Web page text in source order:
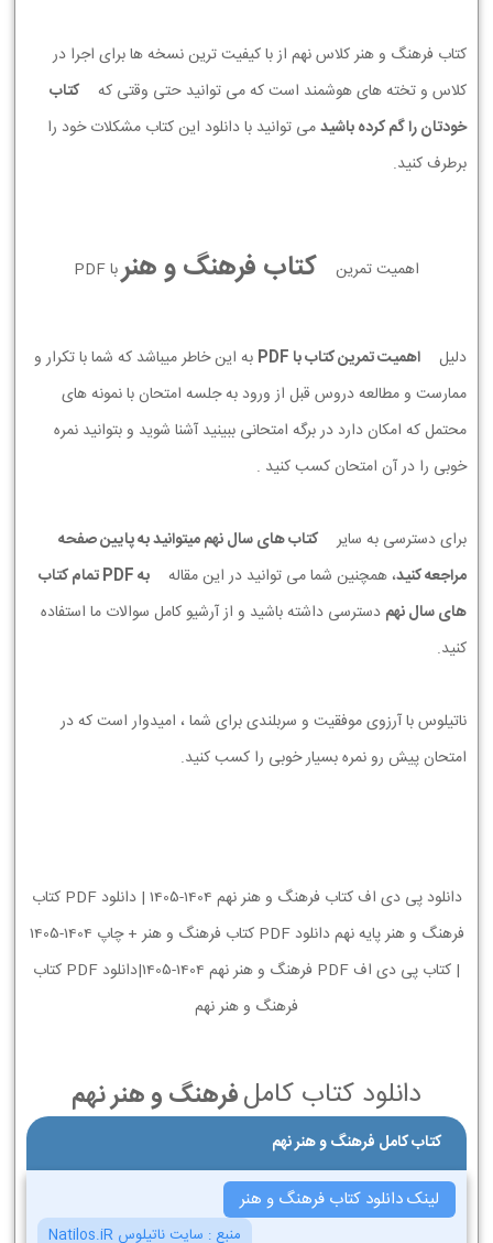
کتاب فرهنگ و هنر کلاس نهم از با کیفیت ترین نسخه ها برای اجرا در
کلاس و تخته های هوشمند است که می توانید حتی وقتی که
کتاب
خودتان را گم کرده باشیدمی توانید با دانلود این کتاب مشکلات خود را
برطرف کنید.
اهمیت تمرین کتاب فرهنگ و هنربا PDF
دلیل اهمیت تمرین کتاب با PDF
به این خاطر میباشد که شما با تکرار و
ممارست و مطالعه دروس قبل از ورود به جلسه امتحان با نمونه های
محتمل که امکان دارد در برگه امتحانی ببینید آشنا شوید و بتوانید نمره
خوبی را در آن امتحان کسب کنید .
برای دسترسی به سایر
کتاب های سال نهم میتوانید به پایین صفحه
مراجعه کنید، همچنین شما می توانید در این مقاله
به PDF تمام کتاب
های سال نهم دسترسی داشته باشید و از آرشیو کامل سوالات ما استفاده
کنید.
ناتیلوس با آرزوی موفقیت و سربلندی برای شما ، امیدوار است که در
امتحان پیش رو نمره بسیار خوبی را کسب کنید.
دانلود پی دی اف کتاب فرهنگ و هنر نهم 1404-1405 | دانلود PDF کتاب
فرهنگ و هنر پایه نهم دانلود PDF کتاب فرهنگ و هنر + چاپ 1404-1405
| کتاب پی دی اف PDF فرهنگ و هنر نهم 1404-1405|دانلود PDF کتاب
فرهنگ و هنر نهم
دانلود کتاب کاملفرهنگ و هنر نهم
کتاب کامل فرهنگ و هنر نهم
لینک دانلود کتاب فرهنگ و هنر
منبع : سایت ناتیلوس Natilos.iR